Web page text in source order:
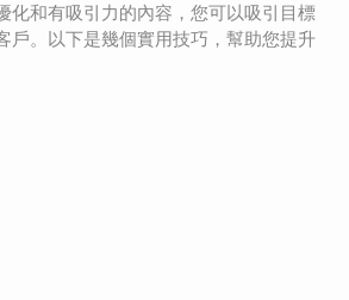
化和有吸引力的內容，您可以吸引目標
戶。以下是幾個實用技巧，幫助您提升